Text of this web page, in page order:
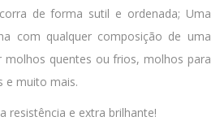
de forma sutil e ordenada; Uma
com qualquer composição de uma
molhos quentes ou frios, molhos para
e muito mais.
resistência e extra brilhante!